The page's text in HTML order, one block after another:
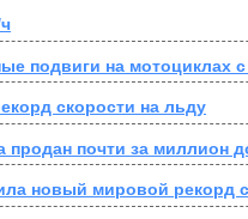
подвиги на мотоциклах с
скорости на льду
продан почти за миллион
новый мировой рекорд